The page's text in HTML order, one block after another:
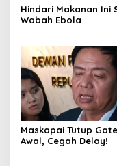
Hindari Makanan Ini
Wabah Ebola
Maskapai Tutup
Awal, Cegah Delay!